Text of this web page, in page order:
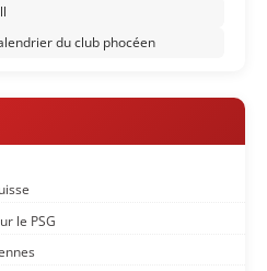
du club phocéen
le PSG